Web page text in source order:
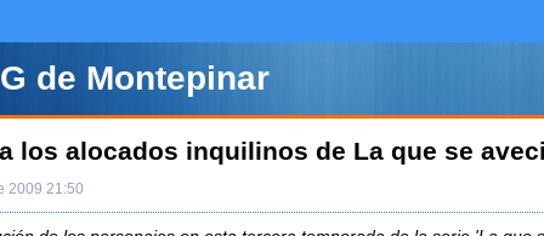
de Montepinar
los alocados inquilinos de La que se
2009 21:50